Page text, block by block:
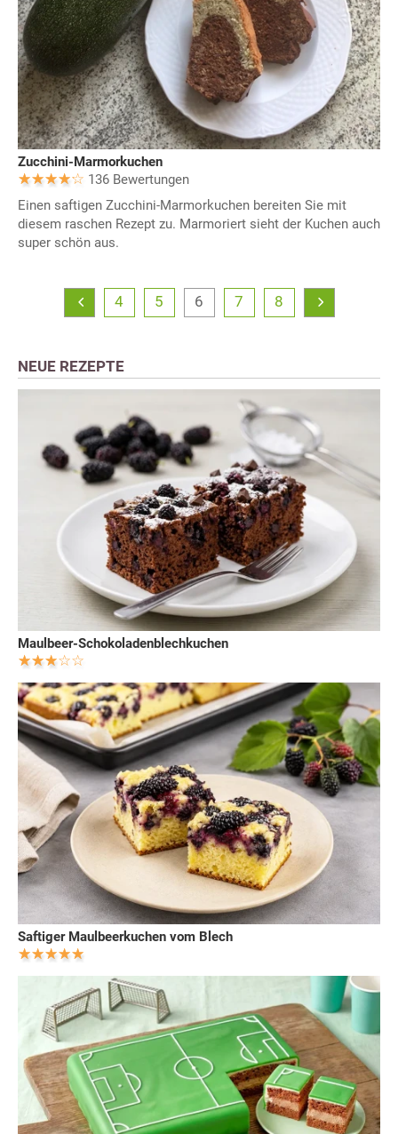
Zucchini-Marmorkuchen
136 Bewertungen
Einen saftigen Zucchini-Marmorkuchen bereiten Sie mit
diesem raschen Rezept zu. Marmoriert sieht der Kuchen auch
super schön aus.
4 5 6 7 8
NEUE REZEPTE
Maulbeer-Schokoladenblechkuchen
Saftiger Maulbeerkuchen vom Blech